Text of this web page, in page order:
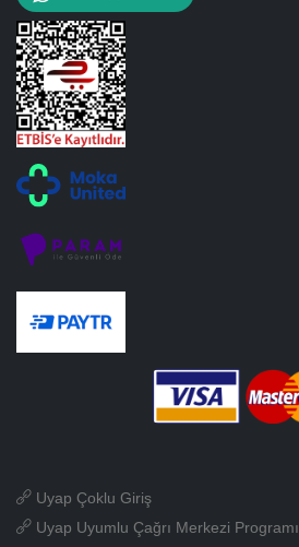
Uyap Çoklu Giriş
Uyap Uyumlu Çağrı Merkezi Programı